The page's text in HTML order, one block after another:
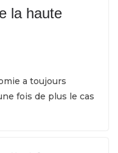
la haute
a toujours
fois de plus le cas